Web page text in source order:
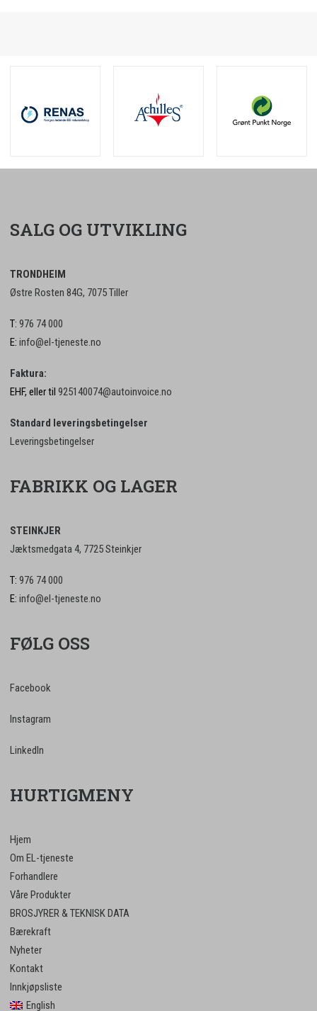
SALG OG UTVIKLING
TRONDHEIM
Østre Rosten 84G, 7075 Tiller
T: 976 74 000
E: info@el-tjeneste.no
Faktura:
EHF, eller til 925140074@autoinvoice.no
Standard leveringsbetingelser
Leveringsbetingelser
FABRIKK OG LAGER
STEINKJER
Jæktsmedgata 4, 7725 Steinkjer
T: 976 74 000
E: info@el-tjeneste.no
FØLG OSS
Facebook
Instagram
LinkedIn
HURTIGMENY
Hjem
Om EL-tjeneste
Forhandlere
Våre Produkter
BROSJYRER & TEKNISK DATA
Bærekraft
Nyheter
Kontakt
Innkjøpsliste
English